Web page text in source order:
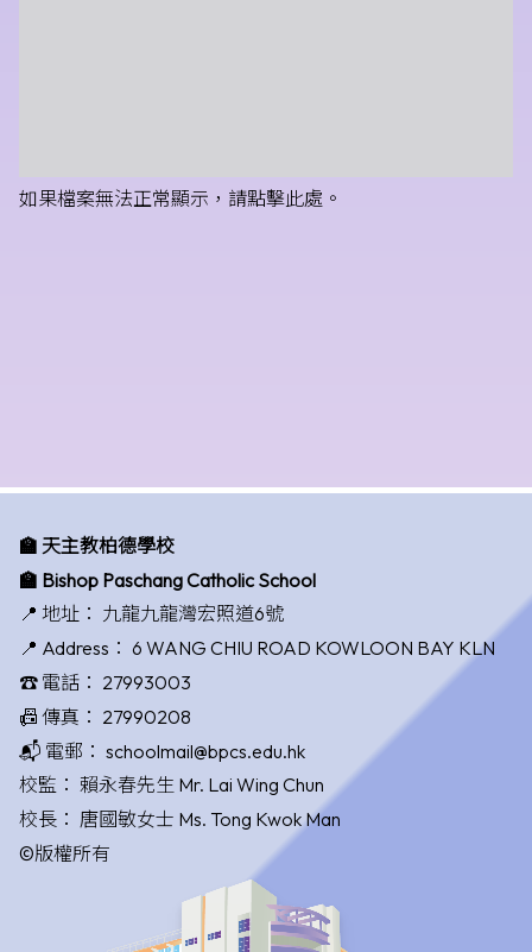
如果檔案無法正常顯示，請點擊此處。
🏫 天主教柏德學校
🏫 Bishop Paschang Catholic School
📍 地址： 九龍九龍灣宏照道6號
📍 Address： 6 WANG CHIU ROAD KOWLOON BAY KLN
☎️ 電話： 27993003
📠 傳真： 27990208
📬 電郵： schoolmail@bpcs.edu.hk
校監： 賴永春先生 Mr. Lai Wing Chun
校長： 唐國敏女士 Ms. Tong Kwok Man
©版權所有